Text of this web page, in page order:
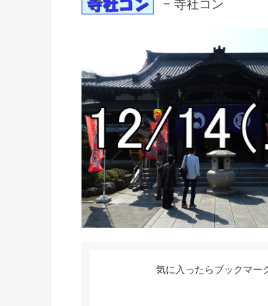
− 寺社コン
気に入ったらブックマー